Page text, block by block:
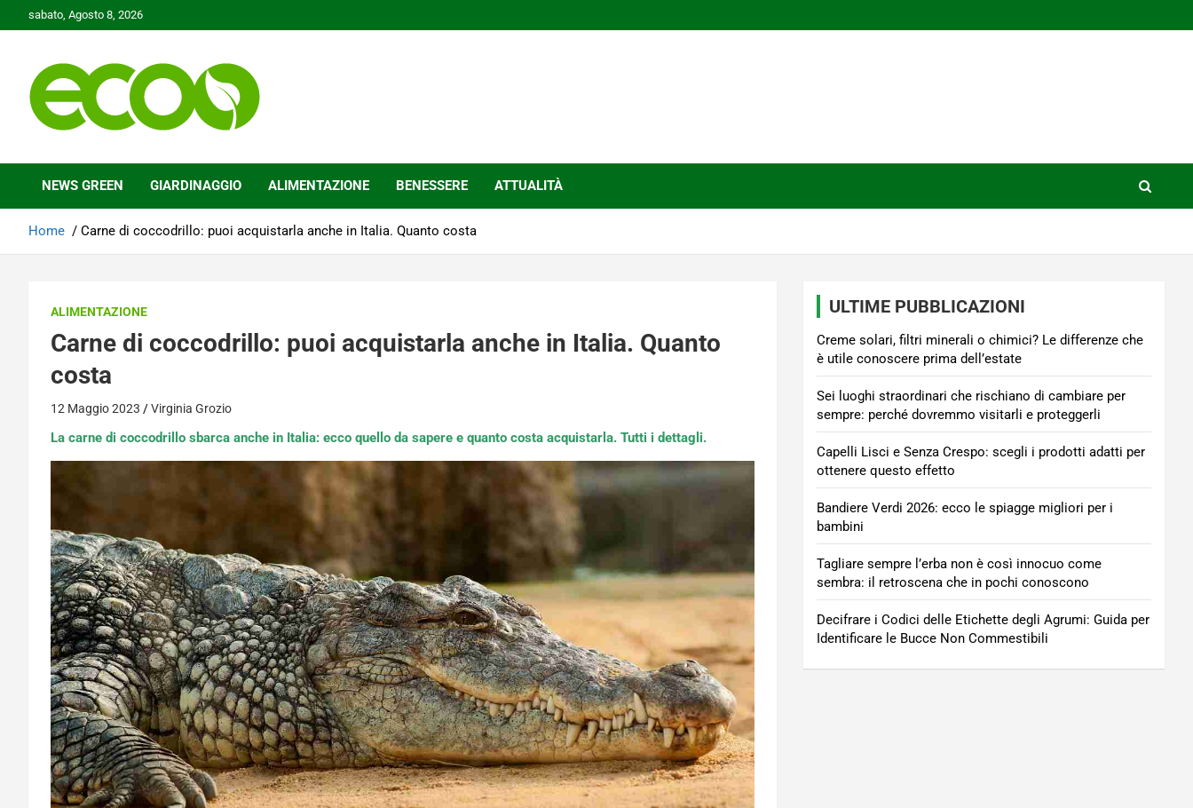
to
sabato, Agosto 8, 2026
Ecoo.it
NEWS GREEN GIARDINAGGIO ALIMENTAZIONE BENESSERE ATTUALITÀ
Home Carne di coccodrillo: puoi acquistarla anche in Italia. Quanto costa
ALIMENTAZIONE
Carne di coccodrillo: puoi acquistarla anche in Italia. Quanto
costa
12 Maggio 2023 Virginia Grozio
La carne di coccodrillo sbarca anche in Italia: ecco quello da sapere e quanto costa acquistarla. Tutti i dettagli.
ULTIME PUBBLICAZIONI
Creme solari, filtri minerali o chimici? Le differenze che
è utile conoscere prima dell’estate
Sei luoghi straordinari che rischiano di cambiare per
sempre: perché dovremmo visitarli e proteggerli
Capelli Lisci e Senza Crespo: scegli i prodotti adatti per
ottenere questo effetto
Bandiere Verdi 2026: ecco le spiagge migliori per i
bambini
Tagliare sempre l’erba non è così innocuo come
sembra: il retroscena che in pochi conoscono
Decifrare i Codici delle Etichette degli Agrumi: Guida per
Identificare le Bucce Non Commestibili